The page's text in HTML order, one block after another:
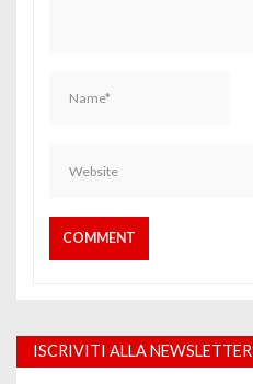
ISCRIVITI ALLA NEWSLETTER